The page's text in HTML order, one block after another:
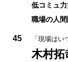
低コミュ力
職場の人間
45 「現場はい
木村拓